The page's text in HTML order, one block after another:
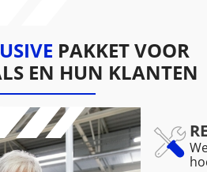
PAKKET VOOR
EN HUN KLANTEN